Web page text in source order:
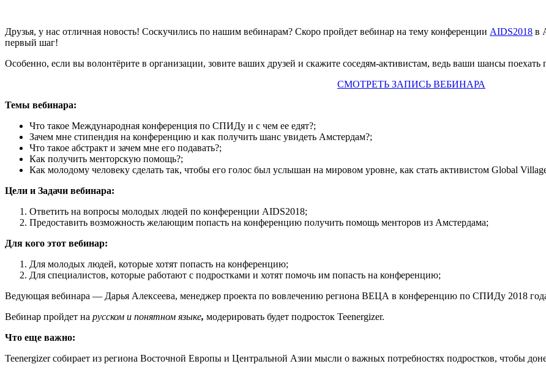
Друзья, у нас отличная новость! Соскучились по нашим вебинарам? Скоро пройдет вебинар на тему конференции AIDS2018 в
первый шаг!
Особенно, если вы волонтёрите в организации, зовите ваших друзей и скажите соседям-активистам, ведь ваши шансы поехать
СМОТРЕТЬ ЗАПИСЬ ВЕБИНАРА
Темы вебинара:
Что такое Международная конференция по СПИДу и с чем ее едят?;
Зачем мне стипендия на конференцию и как получить шанс увидеть Амстердам?;
Что такое абстракт и зачем мне его подавать?;
Как получить менторскую помощь?;
Как молодому человеку сделать так, чтобы его голос был услышан на мировом уровне, как стать активистом Global
Цели и Задачи вебинара:
Ответить на вопросы молодых людей по конференции AIDS2018;
Предоставить возможность желающим попасть на конференцию получить помощь менторов из Амстердама;
Для кого этот вебинар:
Для молодых людей, которые хотят попасть на конференцию;
Для специалистов, которые работают с подростками и хотят помочь им попасть на конференцию;
Ведующая вебинара — Дарья Алексеева, менеджер проекта по вовлечению региона ВЕЦА в конференцию по СПИДу 2018
Вебинар пройдет на русском и понятном языке, модерировать будет подросток Teenergizer.
Что еще важно:
Teenergizer собирает из региона Восточной Европы и Центральной Азии мысли о важных потребностях подростков, чтобы